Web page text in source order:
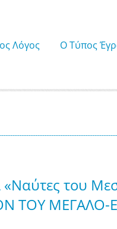
Λόγος Ο Τύπος
του
ΤΟΥ ΜΕΓΑΛΟ-